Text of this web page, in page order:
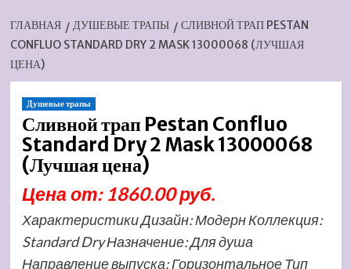
ГЛАВНАЯ ДУШЕВЫЕ ТРАПЫ
СЛИВНОЙ ТРАП PESTAN
CONFLUO STANDARD DRY 2 MASK 13000068 (ЛУЧШАЯ
ЦЕНА)
Душевые трапы
Сливной трап Pestan Confluo
Standard Dry 2 Mask 13000068
(Лучшая цена)
Цена от: 1860.00 руб.
Характеристики Дизайн: Модерн Коллекция:
Standard Dry Назначение: Для душа
Направление выпуска: Горизонтальное Тип